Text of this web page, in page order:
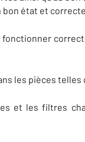
état et
les pièces telles
et les filtres